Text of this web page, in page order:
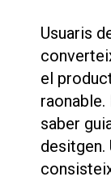
Usuaris
el
saber
desitgen.